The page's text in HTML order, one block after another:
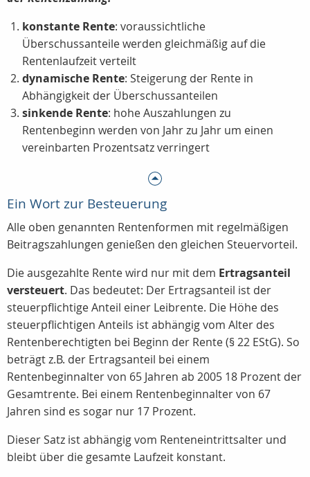
konstante Rente: voraussichtliche
Überschussanteile werden gleichmäßig auf die
Rentenlaufzeit verteilt
dynamische Rente: Steigerung der Rente in
Abhängigkeit der Überschussanteilen
sinkende Rente: hohe Auszahlungen zu
Rentenbeginn werden von Jahr zu Jahr um einen
vereinbarten Prozentsatz verringert
Ein Wort zur Besteuerung
Alle oben genannten Rentenformen mit regelmäßigen
Beitragszahlungen genießen den gleichen Steuervorteil.
Die ausgezahlte Rente wird nur mit dem Ertragsanteil
versteuert. Das bedeutet: Der Ertragsanteil ist der
steuerpflichtige Anteil einer Leibrente. Die Höhe des
steuerpflichtigen Anteils ist abhängig vom Alter des
Rentenberechtigten bei Beginn der Rente (§ 22 EStG). So
beträgt z.B. der Ertragsanteil bei einem
Rentenbeginnalter von 65 Jahren ab 2005 18 Prozent der
Gesamtrente. Bei einem Rentenbeginnalter von 67
Jahren sind es sogar nur 17 Prozent.
Dieser Satz ist abhängig vom Renteneintrittsalter und
bleibt über die gesamte Laufzeit konstant.